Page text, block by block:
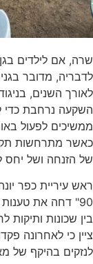
לדבריה, מדובר
לאורך השנים,
השקעה נרחבת כדי
ממשיכים לפעול
כאשר מתרחשות
של הזנחה ושל יחס
ראש עיריית כפר
90" דחה את
בין שכונות
ציין כי לאחרונה
לנזקים בהיקף של